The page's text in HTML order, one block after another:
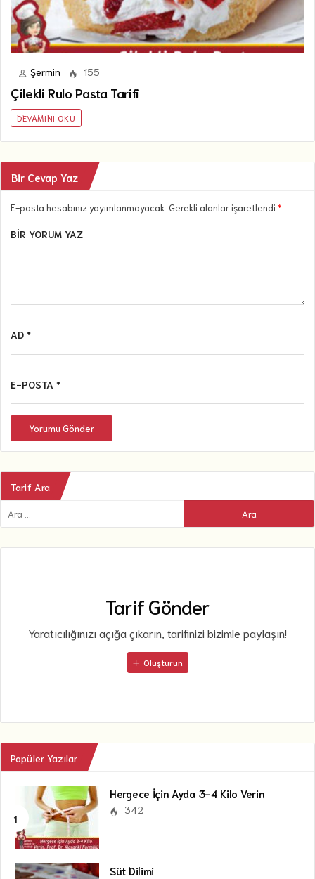
Şermin 155
Çilekli Rulo Pasta Tarifi
DEVAMINI OKU
Bir Cevap Yaz
E-posta hesabınız yayımlanmayacak. Gerekli alanlar işaretlendi *
BIR YORUM YAZ
AD *
E-POSTA *
Yorumu Gönder
Tarif Ara
Tarif Gönder
Yaratıcılığınızı açığa çıkarın, tarifinizi bizimle paylaşın!
Oluşturun
Popüler Yazılar
Hergece İçin Ayda 3-4 Kilo Verin
342
Süt Dilimi